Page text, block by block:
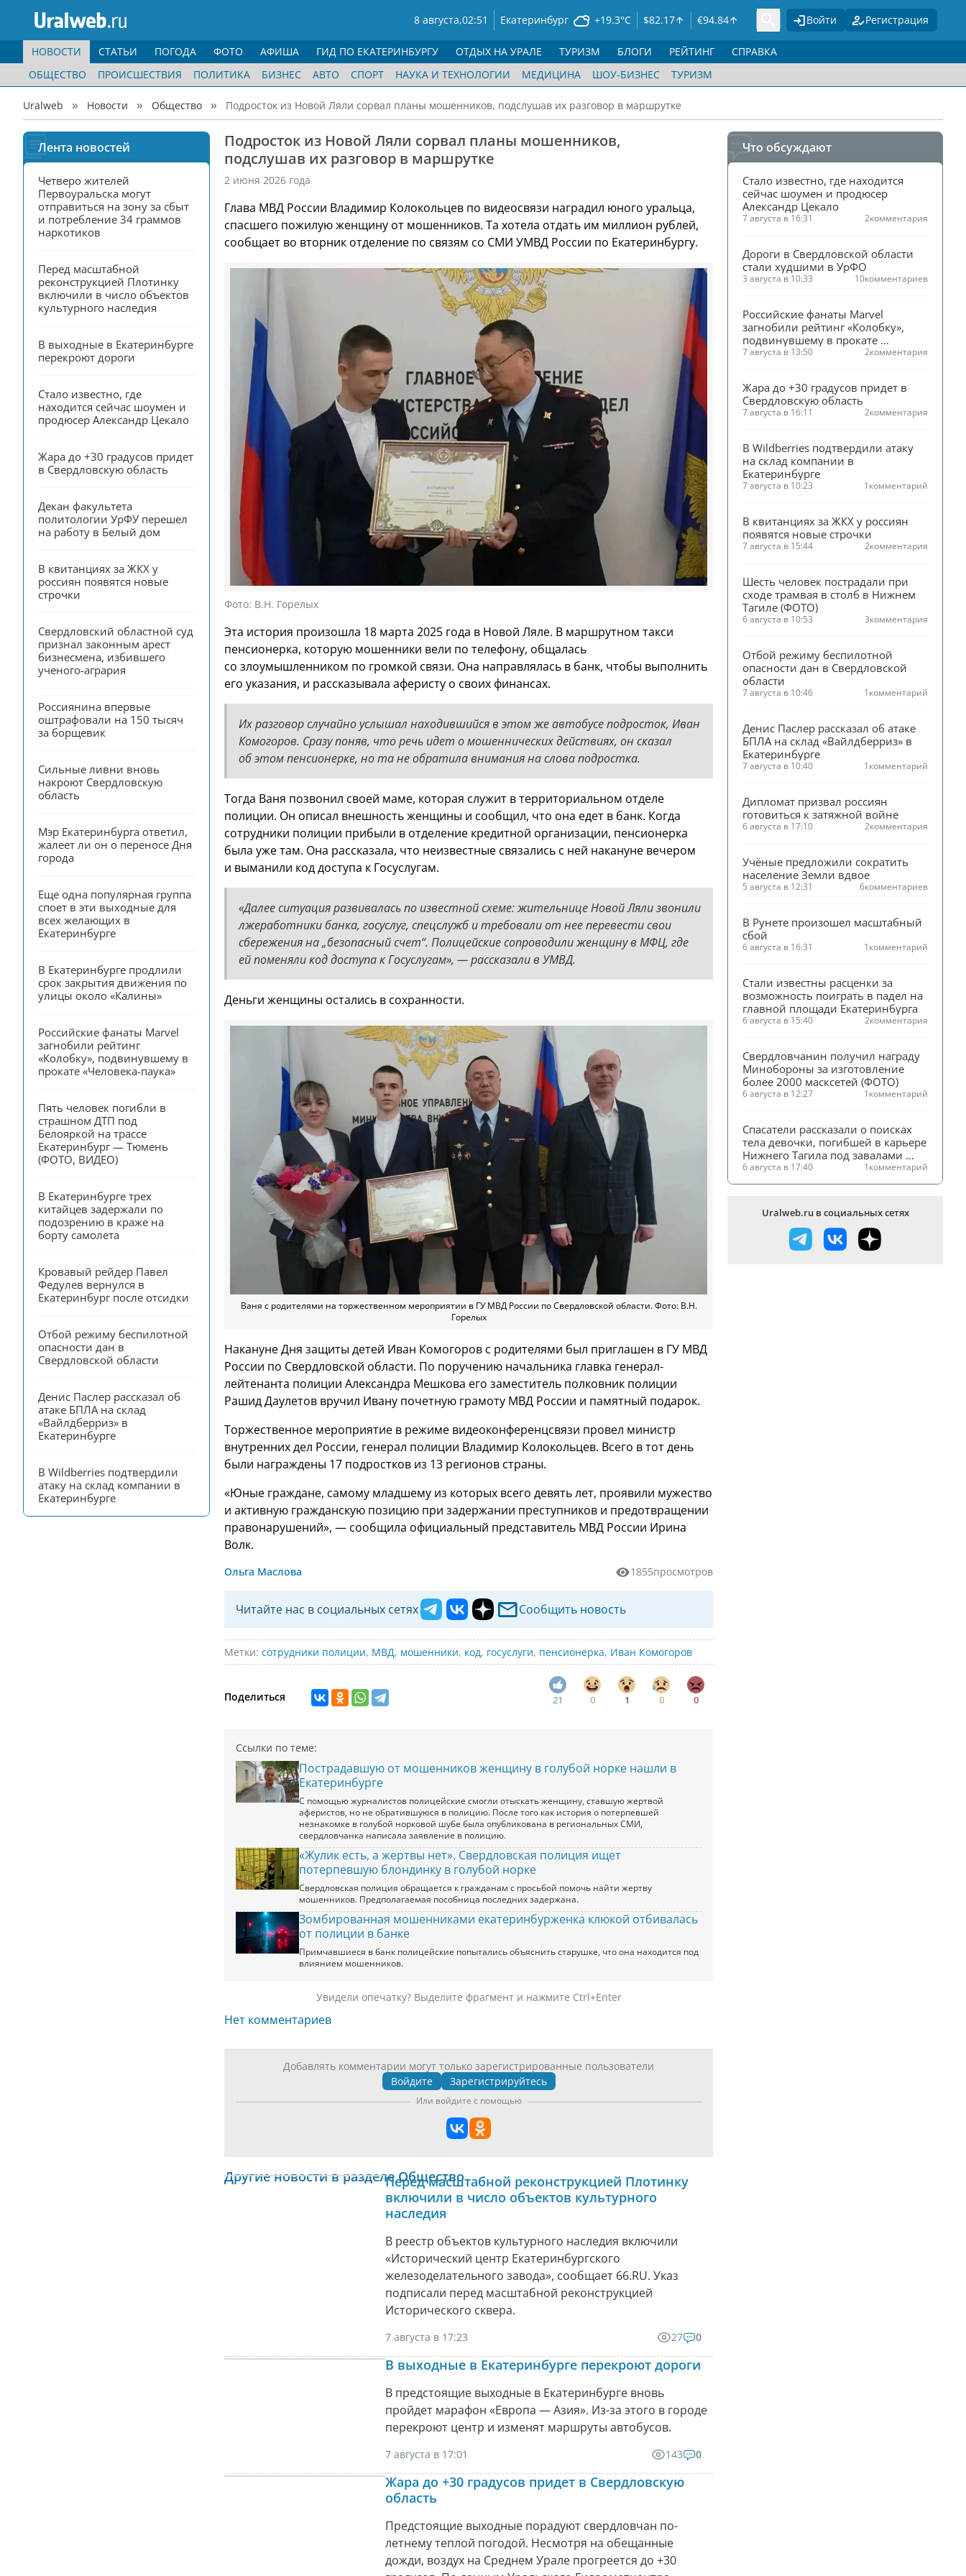
8 августа,02:51 Екатеринбург +19.3°C $82.17 €94.84 Войти Регистрация
НОВОСТИ
ОБЩЕСТВО
ПРОИСШЕСТВИЯ ПОЛИТИКА БИЗНЕС АВТО СПОРТ НАУКА И ТЕХНОЛОГИИ МЕДИЦИНА ШОУ-БИЗНЕС ТУРИЗМ
СТАТЬИ ПОГОДА ФОТО АФИША ГИД ПО ЕКАТЕРИНБУРГУ ОТДЫХ НА УРАЛЕ ТУРИЗМ БЛОГИ РЕЙТИНГ СПРАВКА
Uralweb Новости Общество Подросток из Новой Ляли сорвал планы мошенников, подслушав их разговор в маршрутке
Лента новостей
Четверо жителей
Первоуральска могут
отправиться на зону за сбыт
и потребление 34 граммов
наркотиков
Перед масштабной
реконструкцией Плотинку
включили в число объектов
культурного наследия
В выходные в Екатеринбурге
перекроют дороги
Стало известно, где
находится сейчас шоумен и
продюсер Александр Цекало
Жара до +30 градусов придет
в Свердловскую область
Декан факультета
политологии УрФУ перешел
на работу в Белый дом
В квитанциях за ЖКХ у
россиян появятся новые
строчки
Свердловский областной суд
признал законным арест
бизнесмена, избившего
ученого-агрария
Россиянина впервые
оштрафовали на 150 тысяч
за борщевик
Сильные ливни вновь
накроют Свердловскую
область
Мэр Екатеринбурга ответил,
жалеет ли он о переносе Дня
города
Еще одна популярная группа
споет в эти выходные для
всех желающих в
Екатеринбурге
В Екатеринбурге продлили
срок закрытия движения по
улицы около «Калины»
Российские фанаты Marvel
загнобили рейтинг
«Колобку», подвинувшему в
прокате «Человека-паука»
Пять человек погибли в
страшном ДТП под
Белояркой на трассе
Екатеринбург — Тюмень
(ФОТО, ВИДЕО)
В Екатеринбурге трех
китайцев задержали по
подозрению в краже на
борту самолета
Кровавый рейдер Павел
Федулев вернулся в
Екатеринбург после отсидки
Отбой режиму беспилотной
опасности дан в
Свердловской области
Денис Паслер рассказал об
атаке БПЛА на склад
«Вайлдберриз» в
Екатеринбурге
В Wildberries подтвердили
атаку на склад компании в
Екатеринбурге
Подросток из Новой Ляли сорвал планы мошенников,
подслушав их разговор в маршрутке
2 июня 2026 года
Глава МВД России Владимир Колокольцев по видеосвязи наградил юного уральца,
спасшего пожилую женщину от мошенников. Та хотела отдать им миллион рублей,
сообщает во вторник отделение по связям со СМИ УМВД России по Екатеринбургу.
Фото: В.Н. Горелых
Эта история произошла 18 марта 2025 года в Новой Ляле. В маршрутном такси
пенсионерка, которую мошенники вели по телефону, общалась
со злоумышленником по громкой связи. Она направлялась в банк, чтобы выполнить
его указания, и рассказывала аферисту о своих финансах.
Их разговор случайно услышал находившийся в этом же автобусе подросток, Иван
Комогоров. Сразу поняв, что речь идет о мошеннических действиях, он сказал
об этом пенсионерке, но та не обратила внимания на слова подростка.
Тогда Ваня позвонил своей маме, которая служит в территориальном отделе
полиции. Он описал внешность женщины и сообщил, что она едет в банк. Когда
сотрудники полиции прибыли в отделение кредитной организации, пенсионерка
была уже там. Она рассказала, что неизвестные связались с ней накануне вечером
и выманили код доступа к Госуслугам.
«Далее ситуация развивалась по известной схеме: жительнице Новой Ляли звонили
лжеработники банка, госуслуг, спецслужб и требовали от нее перевести свои
сбережения на „безопасный счет“. Полицейские сопроводили женщину в МФЦ, где
ей поменяли код доступа к Госуслугам», — рассказали в УМВД.
Деньги женщины остались в сохранности.
Ваня с родителями на торжественном мероприятии в ГУ МВД России по Свердловской области. Фото: В.Н.
Горелых
Накануне Дня защиты детей Иван Комогоров с родителями был приглашен в ГУ МВД
России по Свердловской области. По поручению начальника главка генерал-
лейтенанта полиции Александра Мешкова его заместитель полковник полиции
Рашид Даулетов вручил Ивану почетную грамоту МВД России и памятный подарок.
Торжественное мероприятие в режиме видеоконференцсвязи провел министр
внутренних дел России, генерал полиции Владимир Колокольцев. Всего в тот день
были награждены 17 подростков из 13 регионов страны.
«Юные граждане, самому младшему из которых всего девять лет, проявили мужество
и активную гражданскую позицию при задержании преступников и предотвращении
правонарушений», — сообщила официальный представитель МВД России Ирина
Волк.
Ольга Маслова 1855просмотров
Читайте нас в социальных сетях Сообщить новость
Метки: сотрудники полиции, МВД, мошенники, код, госуслуги, пенсионерка, Иван Комогоров
Поделиться 21 0 1 0 0
Ссылки по теме:
Пострадавшую от мошенников женщину в голубой норке нашли в
Екатеринбурге
С помощью журналистов полицейские смогли отыскать женщину, ставшую жертвой
аферистов, но не обратившуюся в полицию. После того как история о потерпевшей
незнакомке в голубой норковой шубе была опубликована в региональных СМИ,
свердловчанка написала заявление в полицию.
«Жулик есть, а жертвы нет». Свердловская полиция ищет
потерпевшую блондинку в голубой норке
Свердловская полиция обращается к гражданам с просьбой помочь найти жертву
мошенников. Предполагаемая пособница последних задержана.
Зомбированная мошенниками екатеринбурженка клюкой отбивалась
от полиции в банке
Примчавшиеся в банк полицейские попытались объяснить старушке, что она находится под
влиянием мошенников.
Увидели опечатку? Выделите фрагмент и нажмите Ctrl+Enter
Нет комментариев
Добавлять комментарии могут только зарегистрированные пользователи
Войдите
Зарегистрируйтесь
Или войдите с помощью
Другие новости в разделе ОбществоПеред масштабной реконструкцией Плотинку
включили в число объектов культурного
наследия
В реестр объектов культурного наследия включили
«Исторический центр Екатеринбургского
железоделательного завода», сообщает 66.RU. Указ
подписали перед масштабной реконструкцией
Исторического сквера.
7 августа в 17:23 27 0
В выходные в Екатеринбурге перекроют дороги
В предстоящие выходные в Екатеринбурге вновь
пройдет марафон «Европа — Азия». Из-за этого в городе
перекроют центр и изменят маршруты автобусов.
7 августа в 17:01 143 0
Жара до +30 градусов придет в Свердловскую
область
Предстоящие выходные порадуют свердловчан по-
летнему теплой погодой. Несмотря на обещанные
дожди, воздух на Среднем Урале прогреется до +30
Что обсуждают
Стало известно, где находится
сейчас шоумен и продюсер
Александр Цекало
7 августа в 16:31 2комментария
Дороги в Свердловской области
стали худшими в УрФО
3 августа в 10:33 10комментариев
Российские фанаты Marvel
загнобили рейтинг «Колобку»,
подвинувшему в прокате
«Человека-паука»
7 августа в 13:50 2комментария
Жара до +30 градусов придет в
Свердловскую область
7 августа в 16:11 2комментария
В Wildberries подтвердили атаку
на склад компании в
Екатеринбурге
7 августа в 10:23 1комментарий
В квитанциях за ЖКХ у россиян
появятся новые строчки
7 августа в 15:44 2комментария
Шесть человек пострадали при
сходе трамвая в столб в Нижнем
Тагиле (ФОТО)
6 августа в 10:53 3комментария
Отбой режиму беспилотной
опасности дан в Свердловской
области
7 августа в 10:46 1комментарий
Денис Паслер рассказал об атаке
БПЛА на склад «Вайлдберриз» в
Екатеринбурге
7 августа в 10:40 1комментарий
Дипломат призвал россиян
готовиться к затяжной войне
6 августа в 17:10 2комментария
Учёные предложили сократить
население Земли вдвое
5 августа в 12:31 6комментариев
В Рунете произошел масштабный
сбой
6 августа в 16:31 1комментарий
Стали известны расценки за
возможность поиграть в падел на
главной площади Екатеринбурга
6 августа в 15:40 2комментария
Свердловчанин получил награду
Минобороны за изготовление
более 2000 масксетей (ФОТО)
6 августа в 12:27 1комментарий
Спасатели рассказали о поисках
тела девочки, погибшей в карьере
Нижнего Тагила под завалами
песка
6 августа в 17:40 1комментарий
Uralweb.ru в социальных сетях